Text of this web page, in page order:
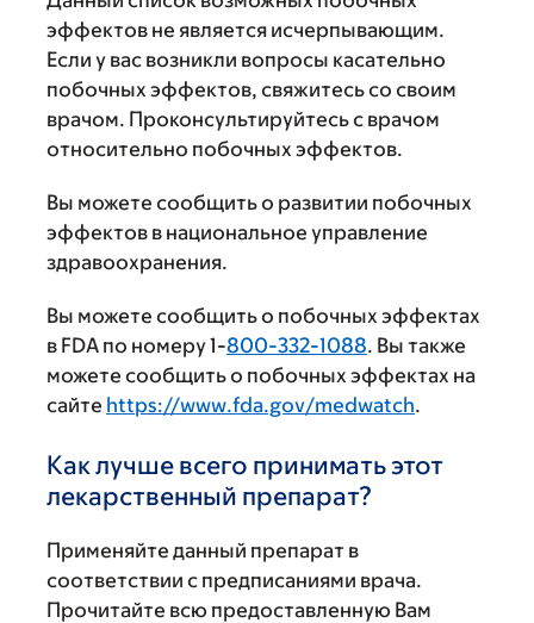
эффектов не является исчерпывающим.
Если у вас возникли вопросы касательно
побочных эффектов, свяжитесь со своим
врачом. Проконсультируйтесь с врачом
относительно побочных эффектов.
Вы можете сообщить о развитии побочных
эффектов в национальное управление
здравоохранения.
Вы можете сообщить о побочных эффектах
в FDA по номеру 1-800-332-1088. Вы также
можете сообщить о побочных эффектах на
сайте https://www.fda.gov/medwatch.
Как лучше всего принимать этот
лекарственный препарат?
Применяйте данный препарат в
соответствии с предписаниями врача.
Прочитайте всю предоставленную Вам